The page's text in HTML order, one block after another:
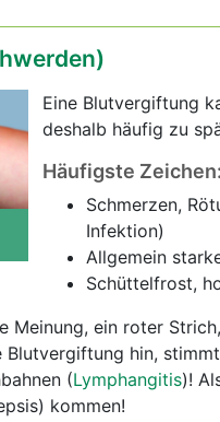
Eine Blutvergiftung
deshalb häufig zu
Häufigste Zeichen:
Schmerzen,
Infektion)
Allgemein
Schüttelfrost,
Meinung, ein roter
hin,
(Lymphangitis)!
kommen!